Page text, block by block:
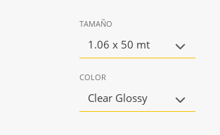
TAMAÑO
1.06 x 50 mt
COLOR
Clear Glossy